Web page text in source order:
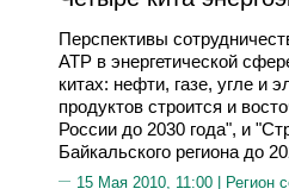
Перспективы
АТР в энергетической
китах: нефти, газе, угле и
продуктов строится и
России до 2030 года", и
Байкальского региона до
15 Мая 2010, 11:00 | Регион